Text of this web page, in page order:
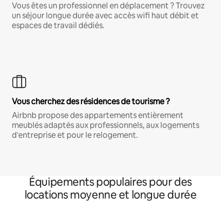
Vous êtes un professionnel en déplacement ? Trouvez
un séjour longue durée avec accès wifi haut débit et
espaces de travail dédiés.
Vous cherchez des résidences de tourisme ?
Airbnb propose des appartements entièrement
meublés adaptés aux professionnels, aux logements
d'entreprise et pour le relogement.
Équipements populaires pour des
locations moyenne et longue durée